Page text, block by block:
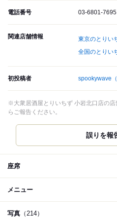
電話番号 03-6801-7695
関連店舗情報
東京のとりい
全国のとりい
初投稿者 spookywave
※大衆居酒屋とりいちず 小岩北口店の
らご報告ください。
誤りを報
座席
メニュー
写真 （214）